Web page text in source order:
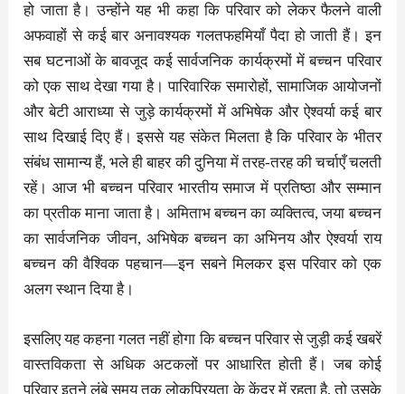
हो जाता है। उन्होंने यह भी कहा कि परिवार को लेकर फैलने वाली
अफवाहों से कई बार अनावश्यक गलतफहमियाँ पैदा हो जाती हैं। इन
सब घटनाओं के बावजूद कई सार्वजनिक कार्यक्रमों में बच्चन परिवार
को एक साथ देखा गया है। पारिवारिक समारोहों, सामाजिक आयोजनों
और बेटी आराध्या से जुड़े कार्यक्रमों में अभिषेक और ऐश्वर्या कई बार
साथ दिखाई दिए हैं। इससे यह संकेत मिलता है कि परिवार के भीतर
संबंध सामान्य हैं, भले ही बाहर की दुनिया में तरह-तरह की चर्चाएँ चलती
रहें। आज भी बच्चन परिवार भारतीय समाज में प्रतिष्ठा और सम्मान
का प्रतीक माना जाता है। अमिताभ बच्चन का व्यक्तित्व, जया बच्चन
का सार्वजनिक जीवन, अभिषेक बच्चन का अभिनय और ऐश्वर्या राय
बच्चन की वैश्विक पहचान—इन सबने मिलकर इस परिवार को एक
अलग स्थान दिया है।
इसलिए यह कहना गलत नहीं होगा कि बच्चन परिवार से जुड़ी कई खबरें
वास्तविकता से अधिक अटकलों पर आधारित होती हैं। जब कोई
परिवार इतने लंबे समय तक लोकप्रियता के केंद्र में रहता है, तो उसके